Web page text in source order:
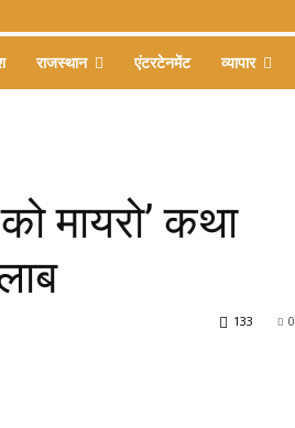
राजस्थान एंटरटेनमेंट व्यापार
मायरो’ कथा
0
133